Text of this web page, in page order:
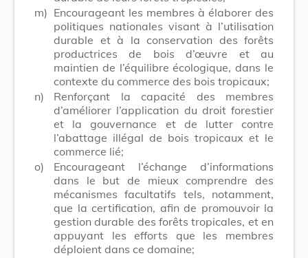
m) Encourageant les membres à élaborer des
politiques nationales visant à l’utilisation
durable et à la conservation des forêts
productrices de bois d’œuvre et au
maintien de l’équilibre écologique, dans le
contexte du commerce des bois tropicaux;
n)
Renforçant la capacité des membres
d’améliorer l’application du droit forestier
et la gouvernance et de lutter contre
l’abattage illégal de bois tropicaux et le
commerce lié;
o)
Encourageant l’échange d’informations
dans le but de mieux comprendre des
mécanismes facultatifs tels, notamment,
que la certification, afin de promouvoir la
gestion durable des forêts tropicales, et en
appuyant les efforts que les membres
déploient dans ce domaine;